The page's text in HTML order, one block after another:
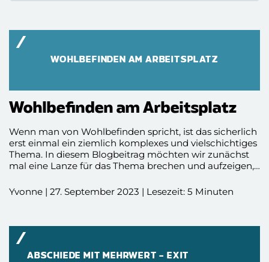
WOHLBEFINDEN AM ARBEITSPLATZ
Wohlbefinden am Arbeitsplatz
Wenn man von Wohlbefinden spricht, ist das sicherlich
erst einmal ein ziemlich komplexes und vielschichtiges
Thema. In diesem Blogbeitrag möchten wir zunächst
mal eine Lanze für das Thema brechen und aufzeigen,
zentrale Rolle spielt hinsichtlich der Produktivität und
der Zufriedenheit der Mitarbeitenden und warum es
wie wir tagtäglich versuchen ein Umfeld zu schaffen,
dass es ermöglicht Employee Wellbeing zu leben.
Yvonne | 27. September 2023 | Lesezeit: 5 Minuten
ABSCHIEDE MIT MEHRWERT – EXIT